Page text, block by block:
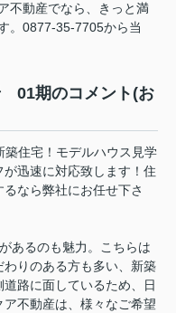
不動産でなら、きっと満
。0877-35-7705から当
01期のコメント(お
住宅！モデルハウス見学
迅速に対応致します！住
なら弊社にお任せ下さ
あるのも魅力。こちらは
りのある方も多い、新築
路に面しているため、日
不動産は、様々なご希望